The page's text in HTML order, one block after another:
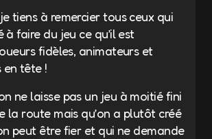
tiens à remercier tous ceux qui
faire du jeu ce qu’il est
fidèles, animateurs et
tête !
ne laisse pas un jeu à moitié fini
la route mais qu’on a plutôt créé
peut être fier et qui ne demande